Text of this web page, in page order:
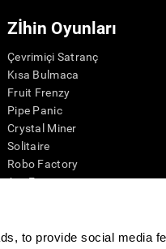
to provide social media
Zİhin Oyunları
Çevrimiçi Satranç
Kısa Bulmaca
Fruit Frenzy
Pipe Panic
Crystal Miner
Solitaire
Robo Factory
Ant Escape
Görsel Bulmaca